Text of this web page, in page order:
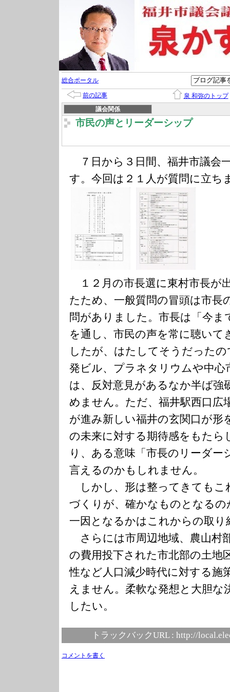
総合ポータル
前の記事
泉 和弥のトップ
議会関係
市民の声とリーダーシップ
７日から３日間、福井市議会
す。今回は２１人が質問に立ち
１２月の市長選に東村市長が
たため、一般質問の冒頭は市長
問がありました。市長は「今
を通し、市民の声を常に聴いて
したが、はたしてそうだった
発ビル、プラネタリウムや中心
は、反対意見があるなか半ば強
めません。ただ、福井駅西口広
が進み新しい福井の玄関口が形
の未来に対する期待感をもたら
り、ある意味「市長のリーダー
言えるのかもしれません。
しかし、形は整ってきてもこ
づくりが、確かなものとなる
一因となるかはこれからの取
さらには市周辺地域、農山村
の費用投下された市北部の土地
性など人口減少時代に対する施
えません。柔軟な発想と大胆な
したい。
トラックバックURL : http://
コメントを書く